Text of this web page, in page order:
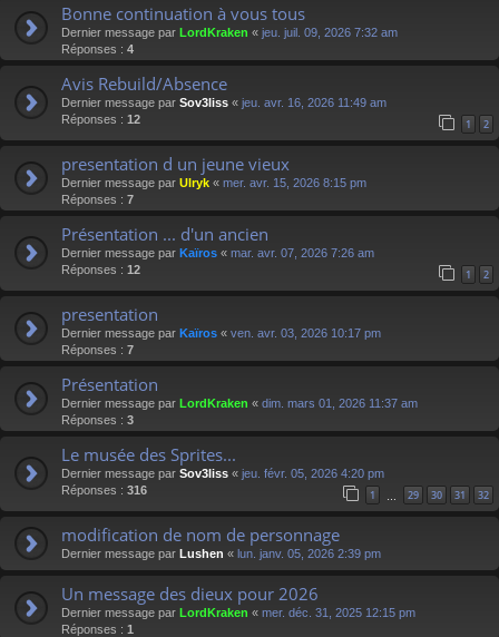
Bonne continuation à vous tous
Dernier message par LordKraken « jeu. juil. 09, 2026 7:32 am
Réponses : 4
Avis Rebuild/Absence
Dernier message par Sov3liss « jeu. avr. 16, 2026 11:49 am
Réponses : 12 1 2
presentation d un jeune vieux
Dernier message par Ulryk « mer. avr. 15, 2026 8:15 pm
Réponses : 7
Présentation ... d'un ancien
Dernier message par Kaïros « mar. avr. 07, 2026 7:26 am
Réponses : 12 1 2
presentation
Dernier message par Kaïros « ven. avr. 03, 2026 10:17 pm
Réponses : 7
Présentation
Dernier message par LordKraken « dim. mars 01, 2026 11:37 am
Réponses : 3
Le musée des Sprites...
Dernier message par Sov3liss « jeu. févr. 05, 2026 4:20 pm
Réponses : 316 1 29 30 31 32
modification de nom de personnage
Dernier message par Lushen « lun. janv. 05, 2026 2:39 pm
Un message des dieux pour 2026
Dernier message par LordKraken « mer. déc. 31, 2025 12:15 pm
Réponses : 1